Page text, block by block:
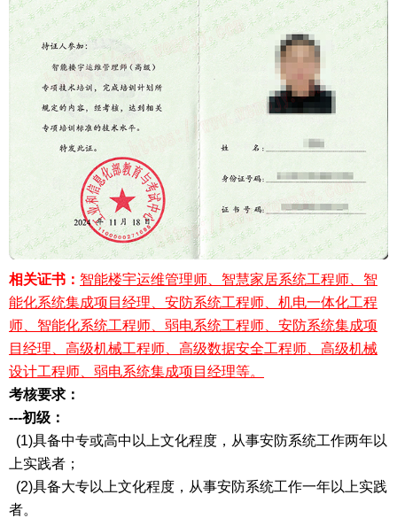
相关证书： 智能楼宇运维管理师、智慧家居系统工程师、智
能化系统集成项目经理、安防系统工程师、机电一体化工程
师、智能化系统工程师、弱电系统工程师、安防系统集成项
目经理、高级机械工程师、高级数据安全工程师、高级机械
设计工程师、弱电系统集成项目经理等。
考核要求：
---初级：
(1)具备中专或高中以上文化程度，从事安防系统工作两年以
上实践者；
(2)具备大专以上文化程度，从事安防系统工作一年以上实践
者。